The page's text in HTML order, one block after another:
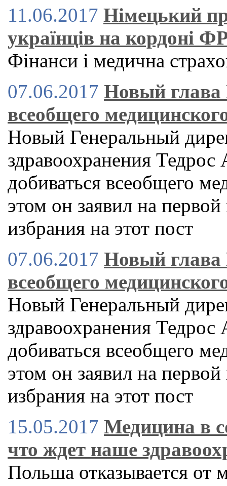
11.06.2017 Німецький
українців на кордоні
Фінанси і медична
07.06.2017 Новый глава
всеобщего
Новый Генеральный
здравоохранения
добиваться всеобщего
этом он заявил на
избрания на этот пост
07.06.2017 Новый глава
всеобщего
Новый Генеральный
здравоохранения
добиваться всеобщего
этом он заявил на
избрания на этот пост
15.05.2017 Медицина в
что ждет наше
Польша отказывается от